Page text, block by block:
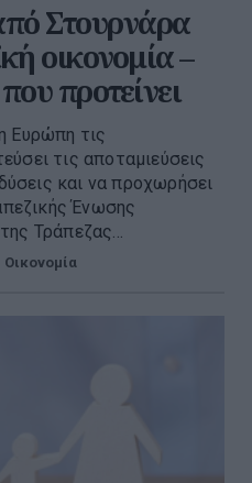
Στουρνάρα
οικονομία –
προτείνει
Ευρώπη τις
τις αποταμιεύσεις
και να προχωρήσει
Ένωσης
Τράπεζας...
Οικονομία